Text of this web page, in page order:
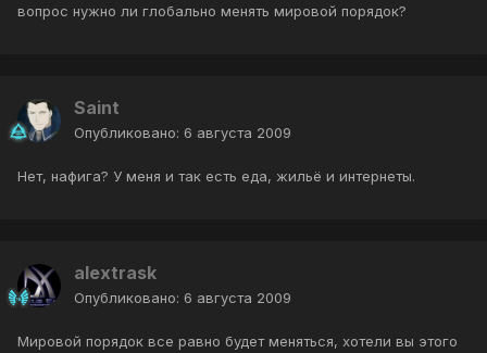
вопрос нужно ли глобально менять мировой порядок?
Saint
Опубликовано: 6 августа 2009
Нет, нафига? У меня и так есть еда, жильё и интернеты.
alextrask
Опубликовано: 6 августа 2009
Мировой порядок все равно будет меняться, хотели вы этого